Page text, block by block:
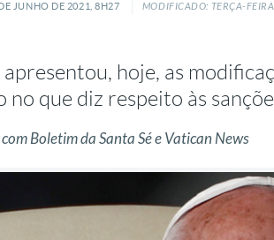
JUNHO DE 2021, 8H27 MODIFICADO: TERÇA-
hoje, as
no que diz respeito às
Boletim da Santa Sé e Vatican News